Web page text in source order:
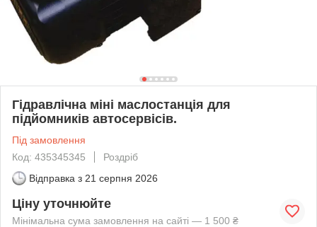
Гідравлічна міні маслостанція для
підйомників автосервісів.
Під замовлення
Код: 435345345
Роздріб
Відправка з 21 серпня 2026
Ціну уточнюйте
Мінімальна сума замовлення на сайті — 1 500 ₴